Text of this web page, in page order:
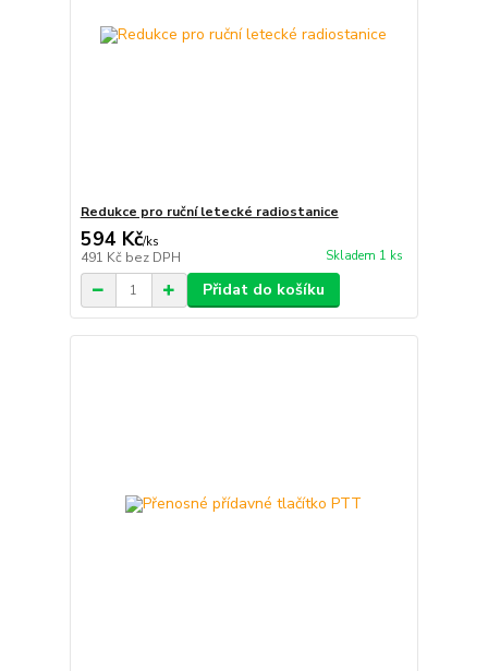
Redukce pro ruční letecké radiostanice
594 Kč/ks
491 Kč bez DPH Skladem 1 ks
Přidat do košíku